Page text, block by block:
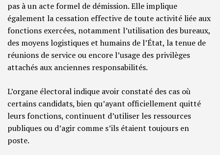
pas à un acte formel de démission. Elle implique
également la cessation effective de toute activité liée aux
fonctions exercées, notamment l’utilisation des bureaux,
des moyens logistiques et humains de l’État, la tenue de
réunions de service ou encore l’usage des privilèges
attachés aux anciennes responsabilités.
L’organe électoral indique avoir constaté des cas où
certains candidats, bien qu’ayant officiellement quitté
leurs fonctions, continuent d’utiliser les ressources
publiques ou d’agir comme s’ils étaient toujours en
poste.